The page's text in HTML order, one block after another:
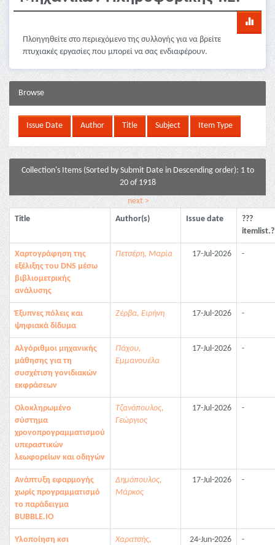
Πλοηγηθείτε στο περιεχόμενο της συλλογής για να βρείτε
πτυχιακές εργασίες που μπορεί να σας ενδιαφέρουν.
Browse
Collection's Items (Sorted by Submit Date in Descending order): 1 to
20 of 1918
next >
Title
Author(s) Issue date
???
Χαρτογράφηση της
εξέλιξης του DNS μέσω
βιβλιομετρικής
ανάλυσης
Πετσέρη, Μαρία 17-Jul-2026 -
Έξυπνες πόλεις και
ψηφιακά δίδυμα
Ζέρβα, Ειρήνη 17-Jul-2026 -
Αλγόριθμοι μηχανικής
μάθησης για τη
συσχέτιση γονιδιακών
εκφράσεων
Πάχου,
Εμμανουέλα
17-Jul-2026 -
Ολοκληρωμένο
σύστημα
χρονοπρογραμματισμού
υπεραστικών
λεωφορείων και οδηγών
Τζανόπουλος,
Γεώργιος
17-Jul-2026 -
Ανάπτυξη εφαρμογής
χωρίς προγραμματισμό
το παράδειγμα
BUBBLE.IO
Δημόπουλος,
Μάρκος
17-Jul-2026 -
Υλοποίηση κσι
Χαρατσής,
24-Jun-2026 -